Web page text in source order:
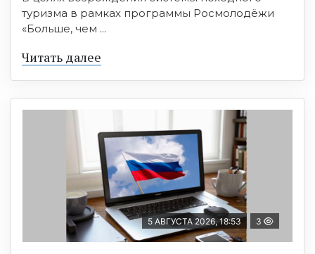
туризма в рамках программы Росмолодёжи
«Больше, чем ...
Читать далее
5 АВГУСТА 2026, 18:53 3